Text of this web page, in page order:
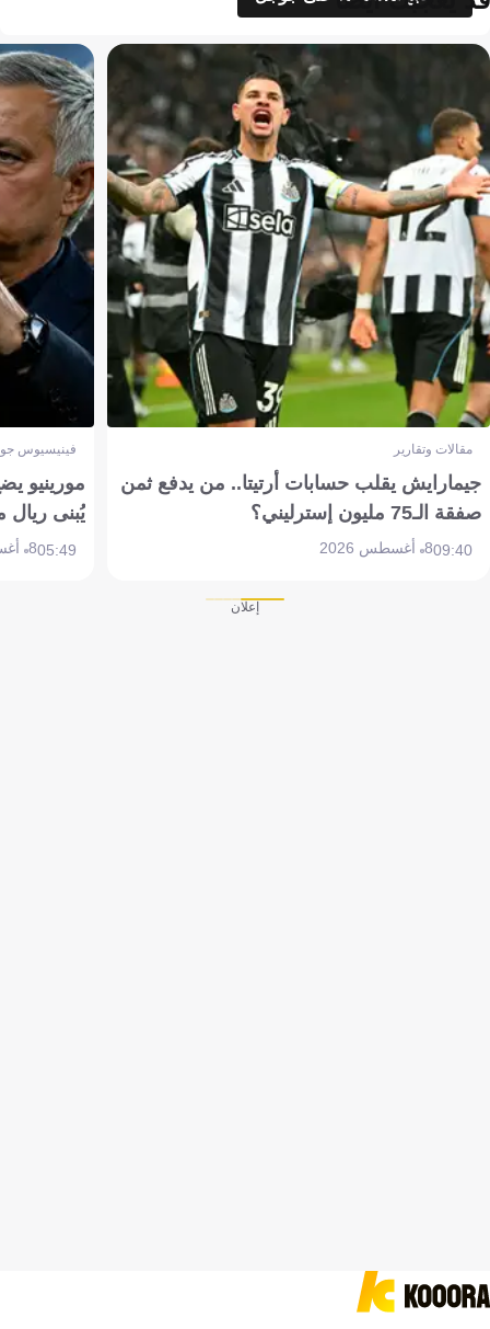
مقالات وتقارير
جيمارايش يقلب حسابات أرتيتا.. من يدفع ثمن
صفقة الـ75 مليون إسترليني؟
09:408 أغسطس 2026
فينيسيوس
مورينيو
يُبنى ريال
05:498 أغسطس 2026
إعلان